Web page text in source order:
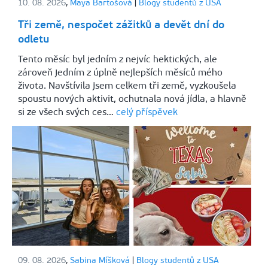
10. 08. 2026, Maya Bartošová Blogy studentů z USA
Tři země, nespočet zážitků a devět dní do
odletu
Tento měsíc byl jedním z nejvíc hektických, ale
zároveň jedním z úplně nejlepších měsíců mého
života. Navštívila jsem celkem tři země, vyzkoušela
spoustu nových aktivit, ochutnala nová jídla, a hlavně
si ze všech svých ces… celý příspěvek
09. 08. 2026, Sabina Míšková Blogy studentů z USA